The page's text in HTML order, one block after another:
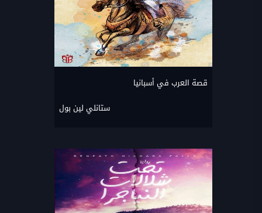
قصة العرب في أسبانيا
ستانلي لين بول